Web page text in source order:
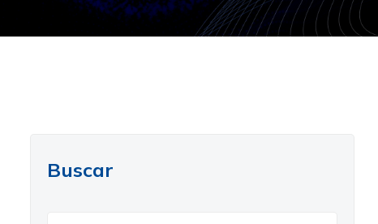
Buscar